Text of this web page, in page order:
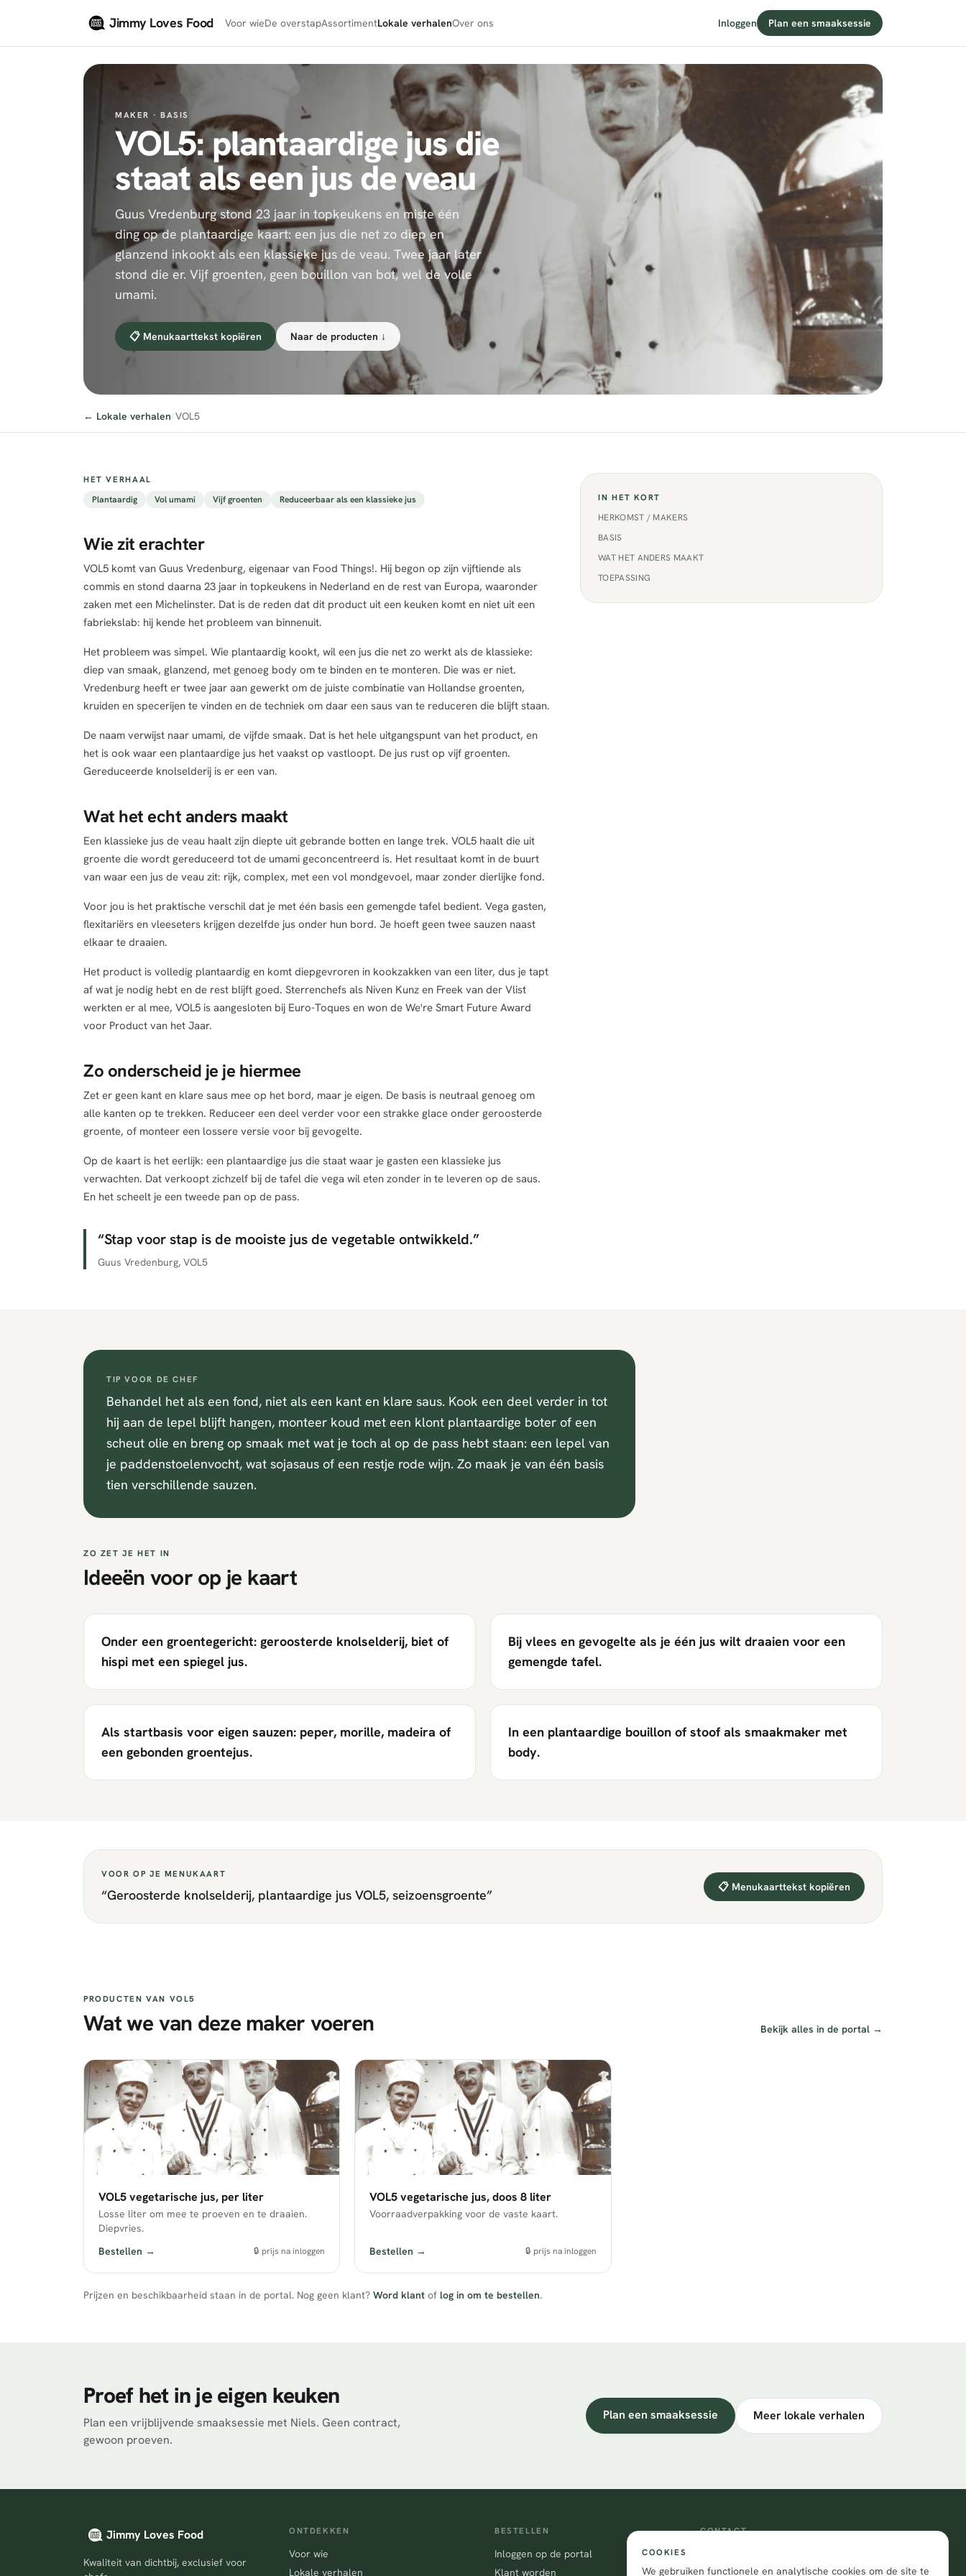
Jimmy Loves Food Voor wieDe overstapAssortimentLokale verhalenOver ons Inloggen Plan een smaaksessie
MAKER · BASIS
VOL5: plantaardige jus die
staat als een jus de veau
Guus Vredenburg stond 23 jaar in topkeukens en miste één
ding op de plantaardige kaart: een jus die net zo diep en
glanzend inkookt als een klassieke jus de veau. Twee jaar later
stond die er. Vijf groenten, geen bouillon van bot, wel de volle
umami.
📋 Menukaarttekst kopiëren Naar de producten ↓
← Lokale verhalen/VOL5
HET VERHAAL
Plantaardig Vol umami Vijf groenten Reduceerbaar als een klassieke jus
Wie zit erachter
VOL5 komt van Guus Vredenburg, eigenaar van Food Things!. Hij begon op zijn vijftiende als
commis en stond daarna 23 jaar in topkeukens in Nederland en de rest van Europa, waaronder
zaken met een Michelinster. Dat is de reden dat dit product uit een keuken komt en niet uit een
fabriekslab: hij kende het probleem van binnenuit.
Het probleem was simpel. Wie plantaardig kookt, wil een jus die net zo werkt als de klassieke:
diep van smaak, glanzend, met genoeg body om te binden en te monteren. Die was er niet.
Vredenburg heeft er twee jaar aan gewerkt om de juiste combinatie van Hollandse groenten,
kruiden en specerijen te vinden en de techniek om daar een saus van te reduceren die blijft staan.
De naam verwijst naar umami, de vijfde smaak. Dat is het hele uitgangspunt van het product, en
het is ook waar een plantaardige jus het vaakst op vastloopt. De jus rust op vijf groenten.
Gereduceerde knolselderij is er een van.
Wat het echt anders maakt
Een klassieke jus de veau haalt zijn diepte uit gebrande botten en lange trek. VOL5 haalt die uit
groente die wordt gereduceerd tot de umami geconcentreerd is. Het resultaat komt in de buurt
van waar een jus de veau zit: rijk, complex, met een vol mondgevoel, maar zonder dierlijke fond.
Voor jou is het praktische verschil dat je met één basis een gemengde tafel bedient. Vega gasten,
flexitariërs en vleeseters krijgen dezelfde jus onder hun bord. Je hoeft geen twee sauzen naast
elkaar te draaien.
Het product is volledig plantaardig en komt diepgevroren in kookzakken van een liter, dus je tapt
af wat je nodig hebt en de rest blijft goed. Sterrenchefs als Niven Kunz en Freek van der Vlist
werkten er al mee, VOL5 is aangesloten bij Euro-Toques en won de We're Smart Future Award
voor Product van het Jaar.
Zo onderscheid je je hiermee
Zet er geen kant en klare saus mee op het bord, maar je eigen. De basis is neutraal genoeg om
alle kanten op te trekken. Reduceer een deel verder voor een strakke glace onder geroosterde
groente, of monteer een lossere versie voor bij gevogelte.
Op de kaart is het eerlijk: een plantaardige jus die staat waar je gasten een klassieke jus
verwachten. Dat verkoopt zichzelf bij de tafel die vega wil eten zonder in te leveren op de saus.
En het scheelt je een tweede pan op de pass.
“Stap voor stap is de mooiste jus de vegetable ontwikkeld.”
Guus Vredenburg, VOL5
IN HET KORT
HERKOMST / MAKERS
BASIS
WAT HET ANDERS MAAKT
TOEPASSING
TIP VOOR DE CHEF
Behandel het als een fond, niet als een kant en klare saus. Kook een deel verder in tot
hij aan de lepel blijft hangen, monteer koud met een klont plantaardige boter of een
scheut olie en breng op smaak met wat je toch al op de pass hebt staan: een lepel van
je paddenstoelenvocht, wat sojasaus of een restje rode wijn. Zo maak je van één basis
tien verschillende sauzen.
ZO ZET JE HET IN
Ideeën voor op je kaart
Onder een groentegericht: geroosterde knolselderij, biet of
hispi met een spiegel jus.
Bij vlees en gevogelte als je één jus wilt draaien voor een
gemengde tafel.
Als startbasis voor eigen sauzen: peper, morille, madeira of
een gebonden groentejus.
In een plantaardige bouillon of stoof als smaakmaker met
body.
VOOR OP JE MENUKAART
“Geroosterde knolselderij, plantaardige jus VOL5, seizoensgroente”
📋 Menukaarttekst kopiëren
PRODUCTEN VAN VOL5
Wat we van deze maker voeren Bekijk alles in de portal →
VOL5 vegetarische jus, per liter
Losse liter om mee te proeven en te draaien.
Diepvries.
Bestellen →
🔒 prijs na inloggen
VOL5 vegetarische jus, doos 8 liter
Voorraadverpakking voor de vaste kaart.
Bestellen → 🔒 prijs na inloggen
Prijzen en beschikbaarheid staan in de portal. Nog geen klant? Word klant of log in om te bestellen.
Proef het in je eigen keuken
Plan een vrijblijvende smaaksessie met Niels. Geen contract,
gewoon proeven.
Plan een smaaksessie Meer lokale verhalen
Jimmy Loves Food
Kwaliteit van dichtbij, exclusief voor
ONTDEKKEN
Voor wie
Lokale verhalen
BESTELLEN
Inloggen op de portal
Klant worden
CONTACT
3812 PK Amersfoort
COOKIES
We gebruiken functionele en analytische cookies om de site te